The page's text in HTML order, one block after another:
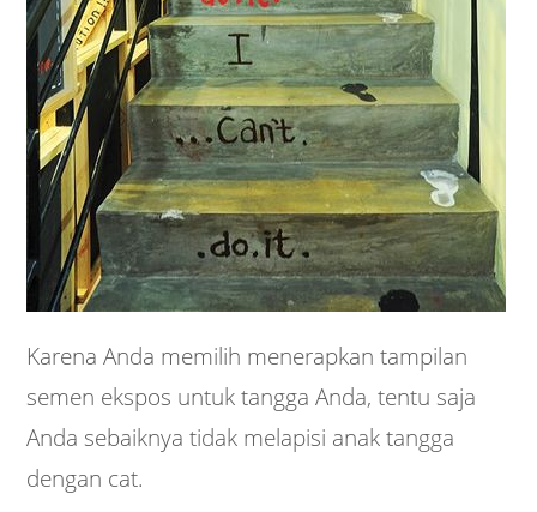
Karena Anda memilih menerapkan tampilan
semen ekspos untuk tangga Anda, tentu saja
Anda sebaiknya tidak melapisi anak tangga
dengan cat.